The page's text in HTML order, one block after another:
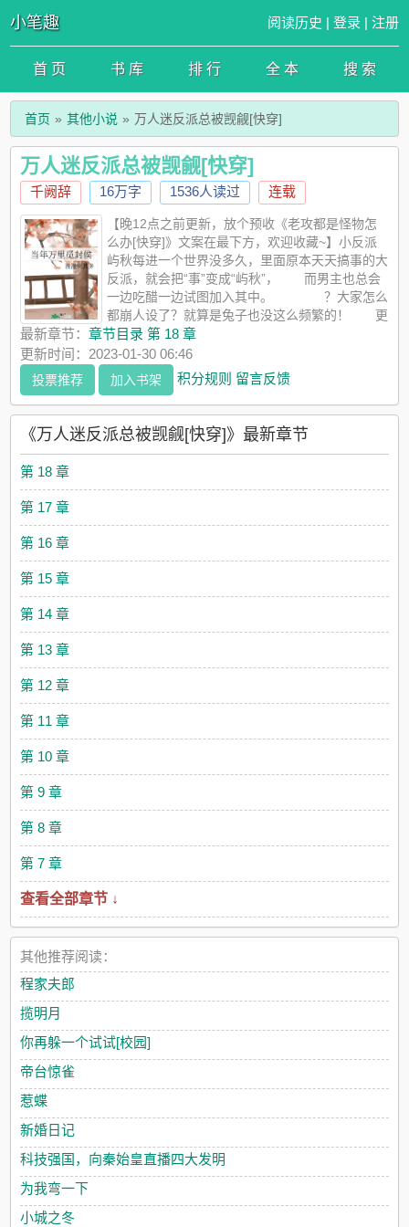
小笔趣 阅读历史 | 登录 | 注册
首 页 书 库 排 行 全 本 搜 索
首页 其他小说 万人迷反派总被觊觎[快穿]
万人迷反派总被觊觎[快穿]
千阙辞 16万字 1536人读过 连载
【晚12点之前更新，放个预收《老攻都是怪物怎
么办[快穿]》文案在最下方，欢迎收藏~】小反派
屿秋每进一个世界没多久，里面原本天天搞事的大
反派，就会把“事”变成“屿秋”， 而男主也总会
一边吃醋一边试图加入其中。 ？大家怎么
都崩人设了？就算是兔子也没这么频繁的！ 更
可怕的是，屿秋按照任务搞完了事，该到被虐的时候，男主和反
派们却护在他身前：“我相信你。” 被拯救的屿秋：又是失
败的一天……算了，软饭真好吃。 世界一，李屿秋是个
恶毒的假少爷，仗着抱上了反派未婚夫的大腿，天天去欺负真少
爷男主。 他会在家宴上跟男主兄友弟恭，亲密私语，也会在
未婚夫质问脖颈上的红痕时，恶毒告状说是被男主欺负的，让他
教训男主。 男主远远看着屿秋被人抵在墙边，被掀开衣领打
二，李屿秋是造反男主身边的小军师，他偷偷去勾搭敌方将军，
传递消息当卧底。 但是小军师又瞎又瘸腿，有时候勾搭错了
人他都不知道，而且也跑不掉。 而男主（微笑：这不怪
你……但是很好，终于给了我一个，不用心疼你的机
会。 世界三，李屿秋是爱而不得的仙尊，仗着反派是自
己师尊，对徒弟男主不择手段。 屿秋让天下误以为男主是他
的鼎炉，坏其名声前途，又在私底下诉说爱意时称这是对他的磨
炼。 不久后，反派和路人们纷纷表示嫉妒：他根本配不上做
你的鼎炉！ b装o的beta女装主播受v清纯男大学生alpha
攻 凶宅探险小主播v厉鬼攻 金主霸总受v小狼狗明星
放个预收，欢迎收藏～全是小甜饼～《老攻是怪物怎么办[快穿]》
作是在小甜文里扮演白月光，基本上每次任务的最后都是——在
自从遇到某个非人类老攻开始，他的任务世界开始有点不对劲
了。 [高冷美人校草受v学霸触手攻] 苏渝成绩优越、
模样俊秀，是许多人青春时期的男神，但他感情淡漠，最后随便
跟相亲对象搭伙过日子潦草一生。 相亲后，苏渝满意如此平
淡如水的生活，直到结婚那天夜里醒来，他的四肢被黏腻湿滑的
触手们缠住，平日看起来性冷淡的老攻在他身后呼吸喘得不正
常，而整个卧室都布满了暗色滑腻的触手和黏液…… [战
俘神明受v深渊的不明生物攻] 洁白如雪的神明被关在黑色的巨
大监狱里，但每到夜晚，周围就跪满了黑暗生物，渴望至极的向
他伏拜。 他们绑架了神明，因为渴望被他注视，哪怕那注视
的神光令他们痛苦，也是欢愉的。 [病弱早死的天之骄子
受v被唤醒的远古邪神攻] 他脸颊苍白干净，睡在精致的珍珠床
上，没有实体的神明将时间静止在这一刻，趴在床边，永远痴迷
的看着他。
最新章节：章节目录 第 18 章
更新时间：2023-01-30 06:46
投票推荐 加入书架 积分规则 留言反馈
《万人迷反派总被觊觎[快穿]》最新章节
第 18 章
第 17 章
第 16 章
第 15 章
第 14 章
第 13 章
第 12 章
第 11 章
第 10 章
第 9 章
第 8 章
第 7 章
查看全部章节 ↓
其他推荐阅读：
程家夫郎
揽明月
你再躲一个试试[校园]
帝台惊雀
惹蝶
新婚日记
科技强国，向秦始皇直播四大发明
为我弯一下
小城之冬